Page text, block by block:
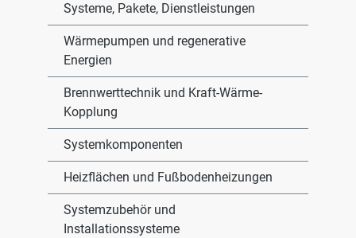
Systeme, Pakete, Dienstleistungen
Wärmepumpen und regenerative
Energien
Brennwerttechnik und Kraft-Wärme-
Kopplung
Systemkomponenten
Heizflächen und Fußbodenheizungen
Systemzubehör und
Installationssysteme